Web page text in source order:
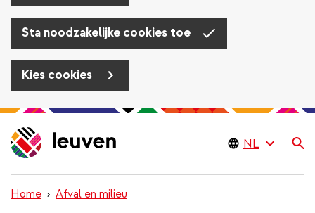
Sta noodzakelijke cookies toe
Kies cookies
Overslaan
en
naar
inhoud
gaan
Home Afval en milieu